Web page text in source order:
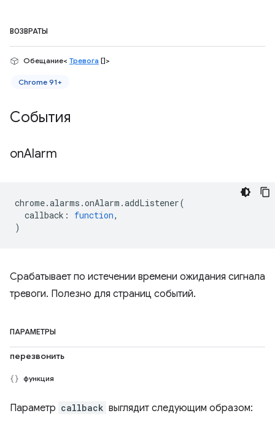
ВОЗВРАТЫ
Обещание< Тревога []>
Chrome 91+
События
onAlarm
chrome.alarms .onAlarm .addListener(
callback : function,
)
Срабатывает по истечении времени ожидания сигнала
тревоги. Полезно для страниц событий.
ПАРАМЕТРЫ
перезвонить
функция
Параметр callback выглядит следующим образом: